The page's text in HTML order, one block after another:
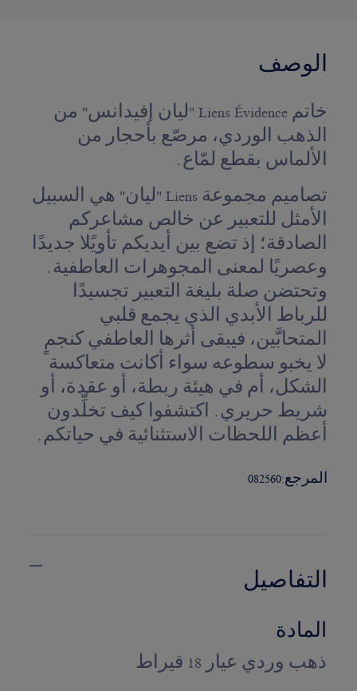
الوصف
خاتم Liens Évidence "ليان إفيدانس" من
الذهب الوردي، مرصّع بأحجار من
الألماس بقطع لمّاع.
تصاميم مجموعة Liens "ليان" هي السبيل
الأمثل للتعبير عن خالص مشاعركم
الصادقة؛ إذ تضع بين أيديكم تأويًلا جديدًا
وعصريًا لمعنى المجوهرات العاطفية.
وتحتضن صلة بليغة التعبير تجسيدًا
للرباط الأبدي الذي يجمع قلبي
المتحابَّين، فيبقى أثرها العاطفي كنجمٍ
لا يخبو سطوعه سواء أكانت متعاكسة
الشكل، أم في هيئة ربطة، أو عقدة، أو
شريط حريري. اكتشفوا كيف تخلِّدون
أعظم اللحظات الاستثنائية في حياتكم.
المرجع:082560
التفاصيل
المادة
ذهب وردي عيار 18 قيراط